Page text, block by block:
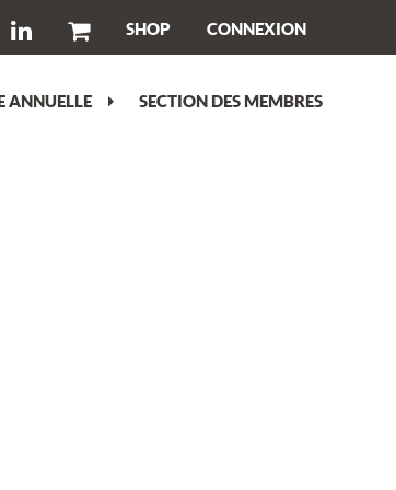
SHOP CONNEXION
ANNUELLE
SECTION DES MEMBRES